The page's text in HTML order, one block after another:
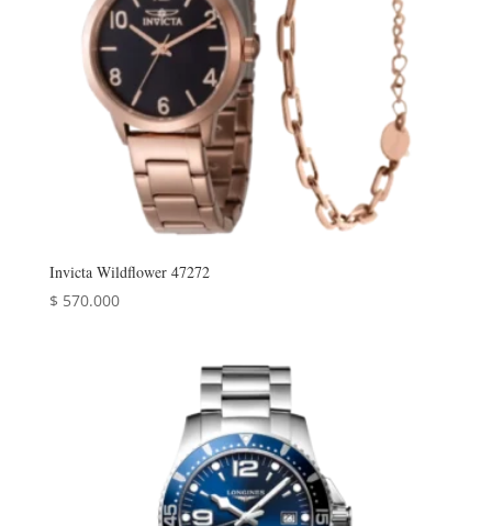
Invicta Wildflower 47272
$ 570.000